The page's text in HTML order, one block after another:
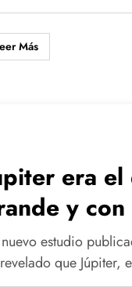
Más
era
y
estudio
que Júpiter,